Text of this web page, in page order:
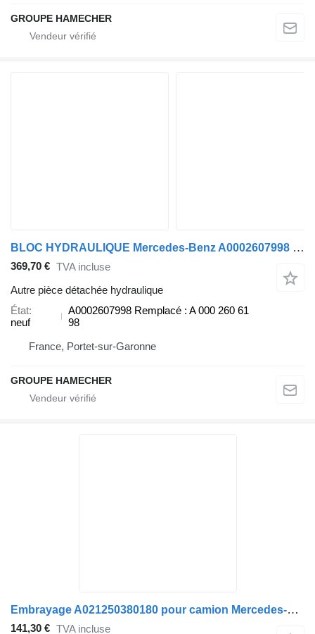
GROUPE HAMECHER
BLOC HYDRAULIQUE Mercedes-Benz A0002607998 pour camion
369,70 € TVA incluse
Autre pièce détachée hydraulique
État
neuf
A0002607998 Remplacé : A 000 260 61
98
France, Portet-sur-Garonne
GROUPE HAMECHER
Embrayage A021250380180 pour camion Mercedes-Benz
141,30 € TVA incluse